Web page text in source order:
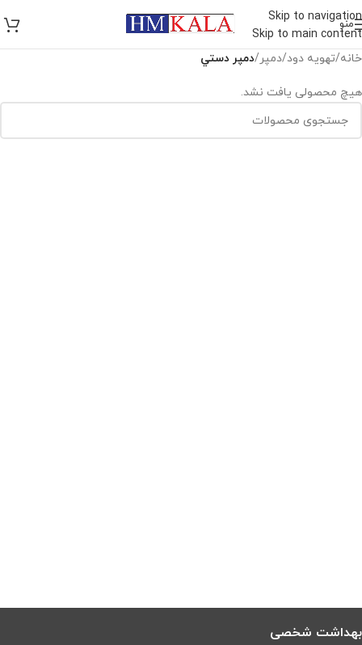
Skip to navigation
Skip to main content
منو
خانه/تهويه دود/دمپر/دمپر دستي
هیچ محصولی یافت نشد.
بهداشت شخصی